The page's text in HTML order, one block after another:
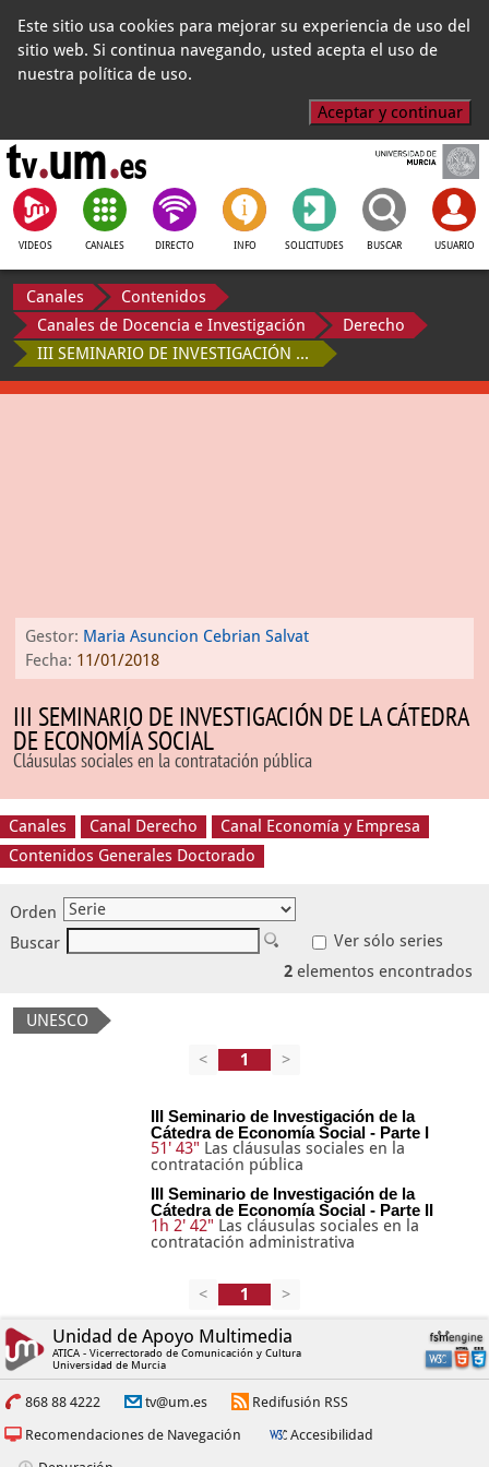
Este sitio usa cookies para mejorar su experiencia de uso del
sitio web. Si continua navegando, usted acepta el uso de
nuestra política de uso.
Aceptar y continuar
VIDEOS CANALES DIRECTO INFO SOLICITUDES BUSCAR USUARIO
Canales
Contenidos
Canales de Docencia e Investigación
Derecho
III SEMINARIO DE INVESTIGACIÓN DE LA CÁTEDRA DE ECONOMÍA SOCIAL
Gestor: Maria Asuncion Cebrian Salvat
Fecha: 11/01/2018
III SEMINARIO DE INVESTIGACIÓN DE LA CÁTEDRA
DE ECONOMÍA SOCIAL
Cláusulas sociales en la contratación pública
Canales Canal Derecho
Canal Economía y Empresa
Contenidos Generales Doctorado
Orden
Buscar
Ver sólo series
2 elementos encontrados
UNESCO
<
>
III Seminario de Investigación de la
Cátedra de Economía Social - Parte I
51' 43" Las cláusulas sociales en la
contratación pública
III Seminario de Investigación de la
Cátedra de Economía Social - Parte II
1h 2' 42" Las cláusulas sociales en la
contratación administrativa
< >
Unidad de Apoyo Multimedia
ATICA - Vicerrectorado de Comunicación y Cultura
Universidad de Murcia
868 88 4222 tv@um.es
Redifusión RSS
Recomendaciones de Navegación
Accesibilidad